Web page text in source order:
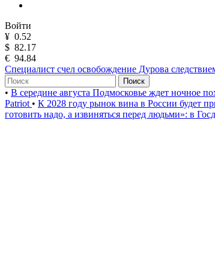
Войти
¥ 0.52
$ 82.17
€ 94.84
Специалист счел освобождение Дурова
Поиск
• В середине августа Подмосковье ждет ночное
Patriot • К 2028 году рынок вина в России будет
готовить надо, а извиняться перед людьми»: в